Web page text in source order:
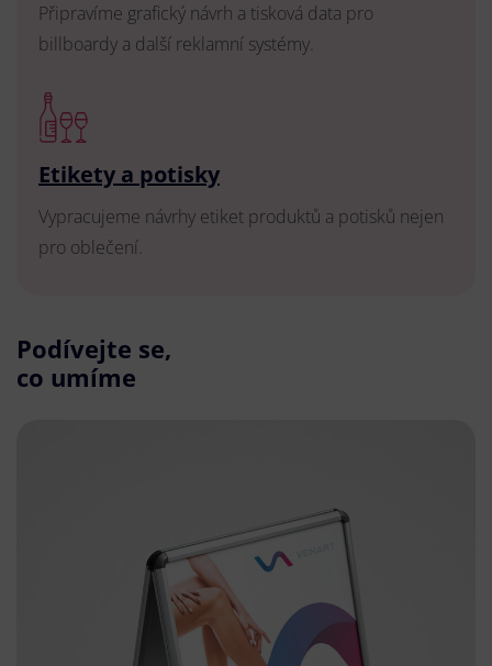
Připravíme grafický návrh a tisková data pro
billboardy a další reklamní systémy.
Etikety a potisky
Vypracujeme návrhy etiket produktů a potisků nejen
pro oblečení.
Podívejte se,
co umíme